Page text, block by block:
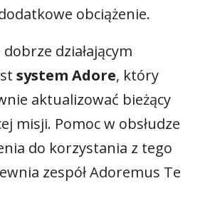
obciążenie.
działającym
system Adore, który
aktualizować bieżący
misji. Pomoc w obsłudze
do korzystania z tego
zespół Adoremus Te